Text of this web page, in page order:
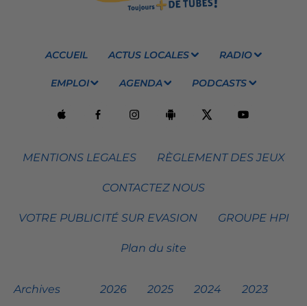
ACCUEIL ACTUS LOCALES RADIO
EMPLOI AGENDA PODCASTS
MENTIONS LEGALES RÈGLEMENT DES JEUX
CONTACTEZ NOUS
VOTRE PUBLICITÉ SUR EVASION GROUPE HPI
Plan du site
Archives 2026 2025 2024 2023